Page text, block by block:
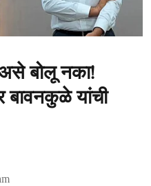
बोलू नका!
यांची